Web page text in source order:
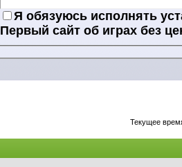
Хотя модераторы и
об играх без цензуры,
некорректные сообщения из разделов на форуме, всё равно все
сообщения просмотреть
Соглашаясь с нашими
требования форума в целом,
Я обязуюсь исполнять
Первый сайт об играх без
Текущее